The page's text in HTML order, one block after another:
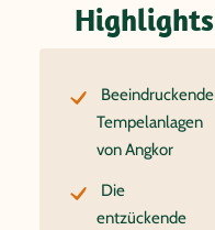
Highlights
Beeindruckende
Tempelanlagen
von Angkor
Die
entzückende